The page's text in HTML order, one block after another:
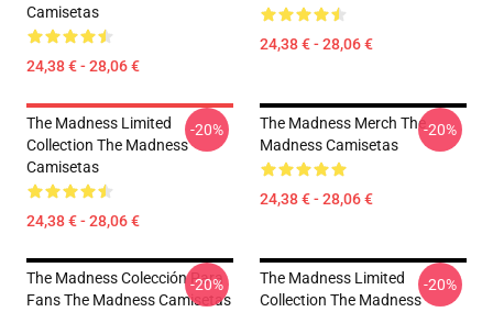
Camisetas
24,38 € - 28,06 €
24,38 € - 28,06 €
The Madness Limited
Collection The Madness
Camisetas
24,38 € - 28,06 €
-20%
The Madness Merch The
Madness Camisetas
24,38 € - 28,06 €
-20%
The Madness Colección Para
Fans The Madness Camisetas
-20%
The Madness Limited
Collection The Madness
-20%